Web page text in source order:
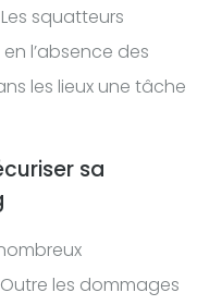
squatteurs
l’absence des
les lieux une tâche
sa
les dommages